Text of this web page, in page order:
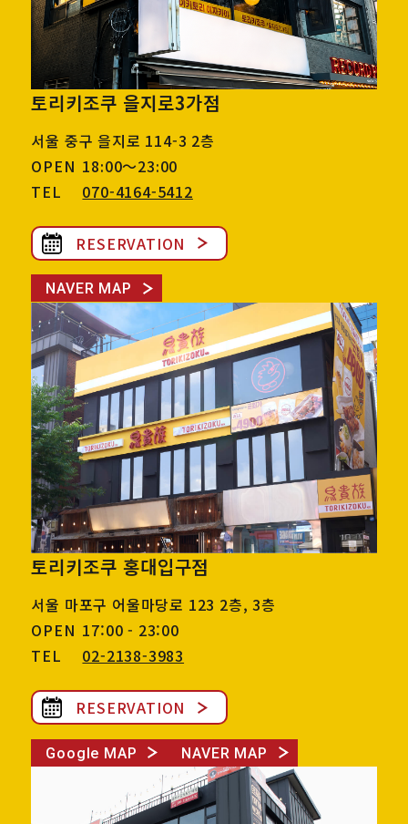
토리키조쿠 을지로3가점
서울 중구 을지로 114-3 2층
OPEN 18:00～23:00
TEL
070-4164-5412
RESERVATION
NAVER MAP
토리키조쿠 홍대입구점
서울 마포구 어울마당로 123 2층, 3층
OPEN 17:00 - 23:00
TEL
02-2138-3983
RESERVATION
Google MAP NAVER MAP